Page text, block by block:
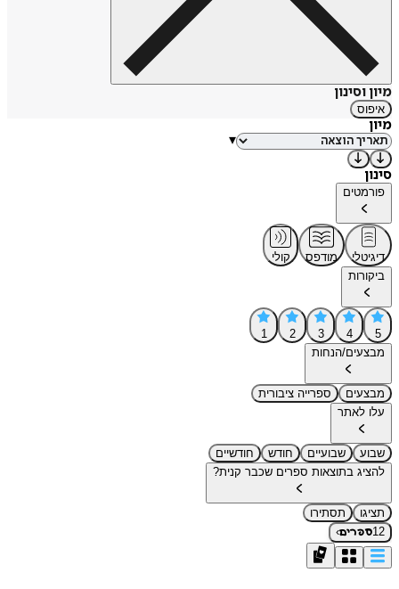
מיון וסינון
איפוס
מיון
▾
סינון
פורמטים
דיגיטלי מודפס
קולי
ביקורות
5
4
3
2
1
מבצעים/הנחות
מבצעים
ספרייה ציבורית
עלו לאתר
שבוע שבועיים חודש
חודשיים
להציג בתוצאות ספרים שכבר קנית?
תציגו
תסתירו
12ספרים›